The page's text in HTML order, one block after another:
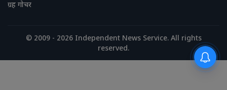
ग्रह गोचर
© 2009 - 2026 Independent News Service. All rights
reserved.